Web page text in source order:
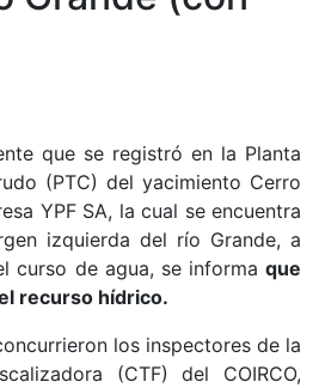
que se registró en la Planta
(PTC) del yacimiento Cerro
YPF SA, la cual se encuentra
izquierda del río Grande, a
curso de agua, se informa que
recurso hídrico.
los inspectores de la
(CTF) del COIRCO,